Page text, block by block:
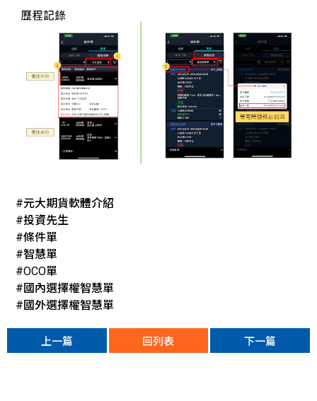
#元大期貨軟體介紹
#投資先生
#條件單
#智慧單
#OCO單
#國內選擇權智慧單
#國外選擇權智慧單
上一篇 回列表 下一篇